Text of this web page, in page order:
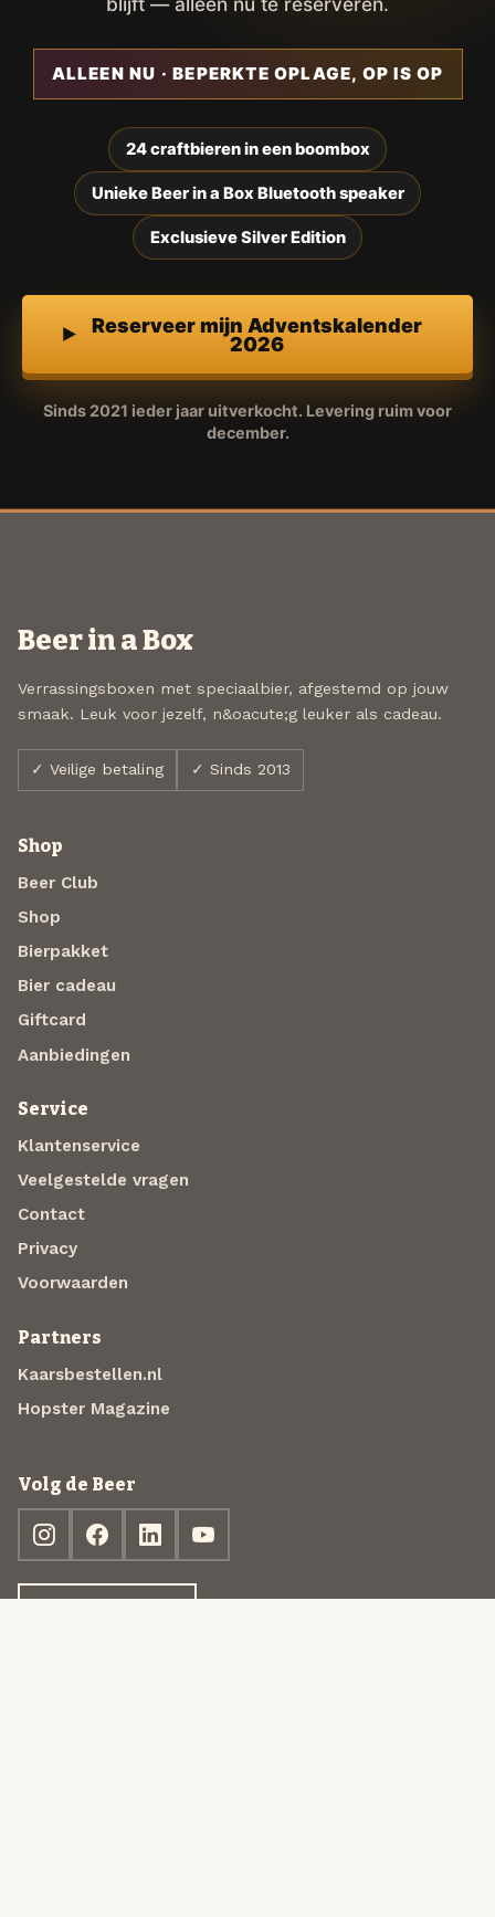
ALLEEN NU · BEPERKTE OPLAGE, OP IS OP
24 craftbieren in een boombox
Unieke Beer in a Box Bluetooth speaker
Exclusieve Silver Edition
Reserveer mijn Adventskalender
2026
Sinds 2021 ieder jaar uitverkocht. Levering ruim voor
december.
Beer in a Box
Verrassingsboxen met speciaalbier, afgestemd op jouw
smaak. Leuk voor jezelf, n&oacute;g leuker als cadeau.
✓ Veilige betaling ✓ Sinds 2013
Shop
Beer Club
Shop
Bierpakket
Bier cadeau
Giftcard
Aanbiedingen
Service
Klantenservice
Veelgestelde vragen
Contact
Privacy
Voorwaarden
Partners
Kaarsbestellen.nl
Hopster Magazine
Volg de Beer